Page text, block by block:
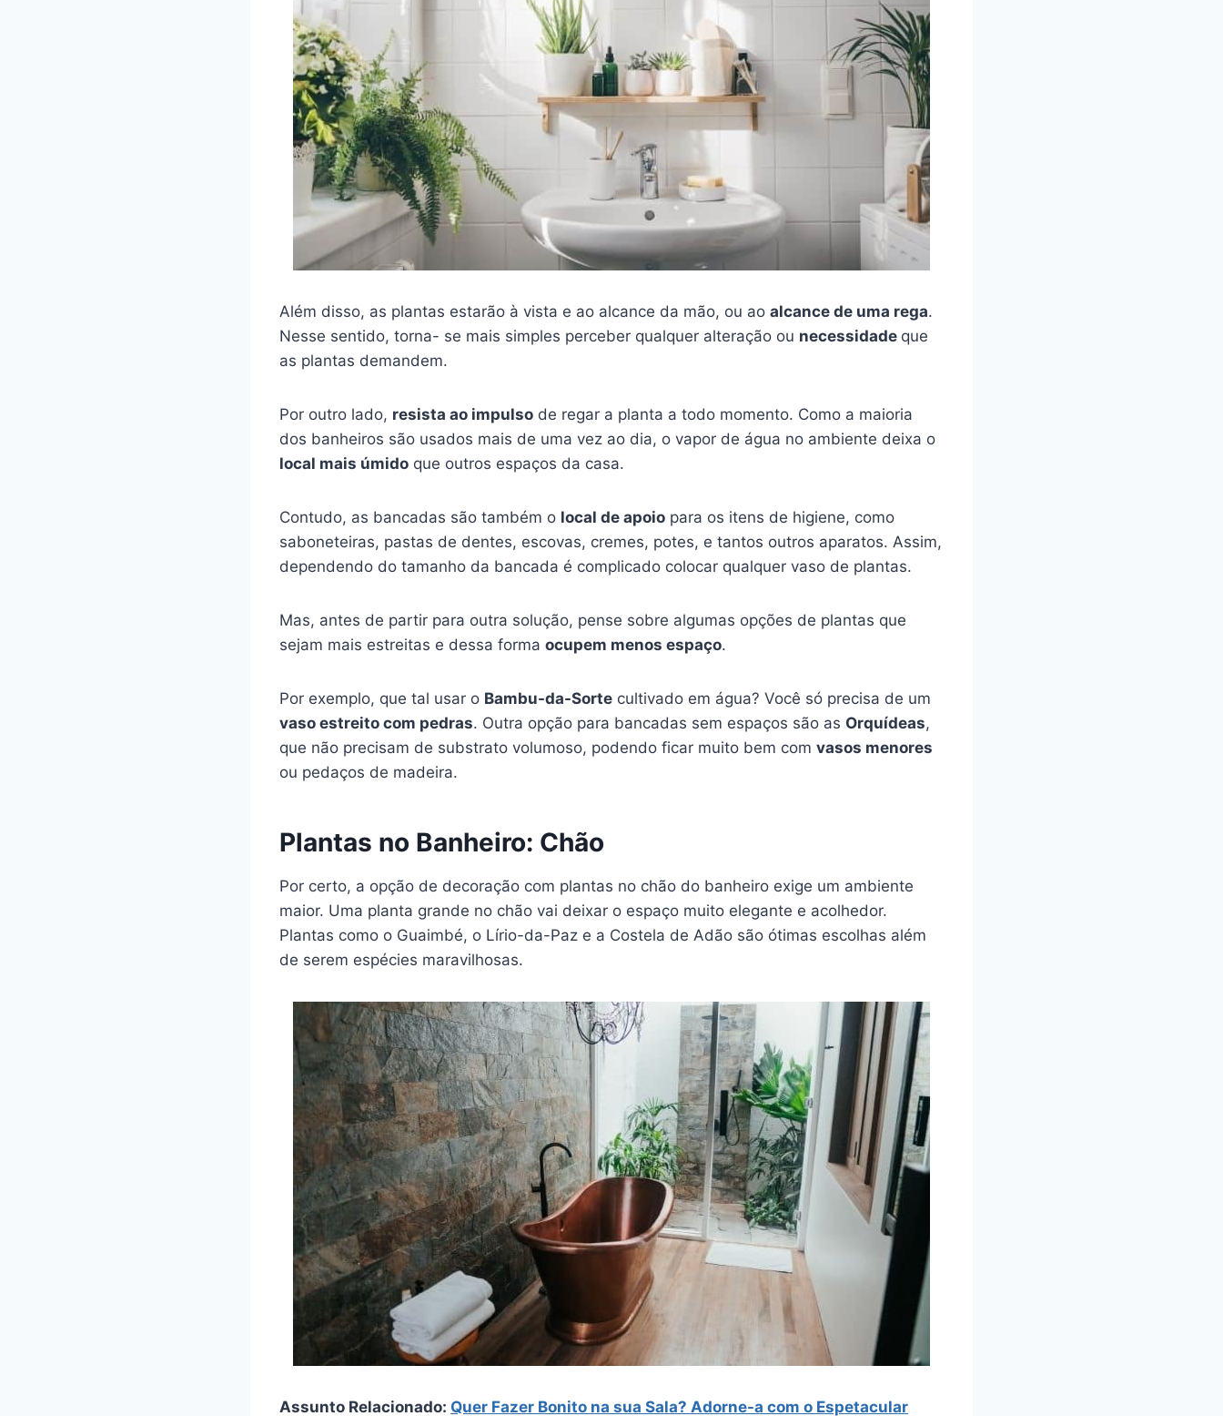
Além disso, as plantas estarão à vista e ao alcance da mão, ou ao alcance de uma rega.
Nesse sentido, torna- se mais simples perceber qualquer alteração ou necessidade que
as plantas demandem.
Por outro lado, resista ao impulso de regar a planta a todo momento. Como a maioria
dos banheiros são usados mais de uma vez ao dia, o vapor de água no ambiente deixa o
local mais úmido que outros espaços da casa.
Contudo, as bancadas são também o local de apoio para os itens de higiene, como
saboneteiras, pastas de dentes, escovas, cremes, potes, e tantos outros aparatos. Assim,
dependendo do tamanho da bancada é complicado colocar qualquer vaso de plantas.
Mas, antes de partir para outra solução, pense sobre algumas opções de plantas que
sejam mais estreitas e dessa forma ocupem menos espaço.
Por exemplo, que tal usar o Bambu-da-Sorte cultivado em água? Você só precisa de um
vaso estreito com pedras. Outra opção para bancadas sem espaços são as Orquídeas,
que não precisam de substrato volumoso, podendo ficar muito bem com vasos menores
ou pedaços de madeira.
Plantas no Banheiro: Chão
Por certo, a opção de decoração com plantas no chão do banheiro exige um ambiente
maior. Uma planta grande no chão vai deixar o espaço muito elegante e acolhedor.
Plantas como o Guaimbé, o Lírio-da-Paz e a Costela de Adão são ótimas escolhas além
de serem espécies maravilhosas.
Assunto Relacionado: Quer Fazer Bonito na sua Sala? Adorne-a com o Espetacular